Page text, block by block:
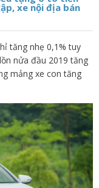
xe nội địa bán
tăng nhẹ 0,1% tuy
nửa đầu 2019 tăng
mảng xe con tăng